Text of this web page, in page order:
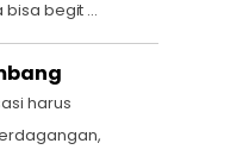
begit ...
harus